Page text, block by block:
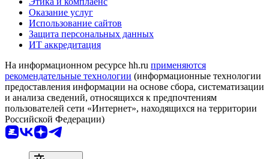
Оказание услуг
Использование сайтов
Защита персональных данных
ИТ аккредитация
На информационном ресурсе hh.ru применяются
рекомендательные технологии (информационные технологии
предоставления информации на основе сбора, систематизации
и анализа сведений, относящихся к предпочтениям
пользователей сети «Интернет», находящихся на территории
Российской Федерации)